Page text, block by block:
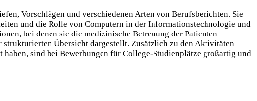
Vorschlägen und verschiedenen Arten von Berufsberichten. Sie
und die Rolle von Computern in der Informationstechnologie und
bei denen sie die medizinische Betreuung der Patienten
strukturierten Übersicht dargestellt. Zusätzlich zu den Aktivitäten
sind bei Bewerbungen für College-Studienplätze großartig und